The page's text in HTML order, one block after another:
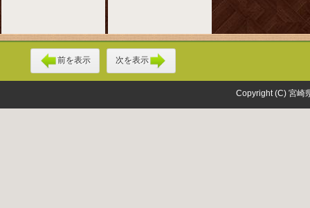
前を表示 次を表示
Copyright (C) 宮崎